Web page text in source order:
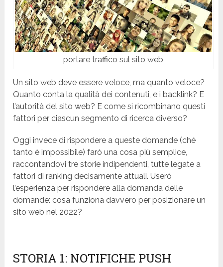
portare traffico sul sito web
Un sito web deve essere veloce, ma quanto veloce?
Quanto conta la qualità dei contenuti, e i backlink? E
l’autorità del sito web? E come si ricombinano questi
fattori per ciascun segmento di ricerca diverso?
Oggi invece di rispondere a queste domande (ché
tanto è impossibile) farò una cosa più semplice,
raccontandovi tre storie indipendenti, tutte legate a
fattori di ranking decisamente attuali. Userò
l’esperienza per rispondere alla domanda delle
domande: cosa funziona davvero per posizionare un
sito web nel 2022?
STORIA 1: NOTIFICHE PUSH